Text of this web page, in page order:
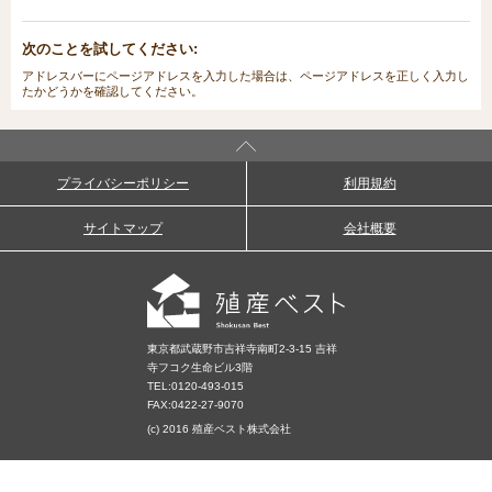
次のことを試してください:
アドレスバーにページアドレスを入力した場合は、ページアドレスを正しく入力し
たかどうかを確認してください。
プライバシーポリシー 利用規約
サイトマップ 会社概要
東京都武蔵野市吉祥寺南町2-3-15 吉祥
寺フコク生命ビル3階
TEL:0120-493-015
FAX:0422-27-9070
(c) 2016 殖産ベスト株式会社